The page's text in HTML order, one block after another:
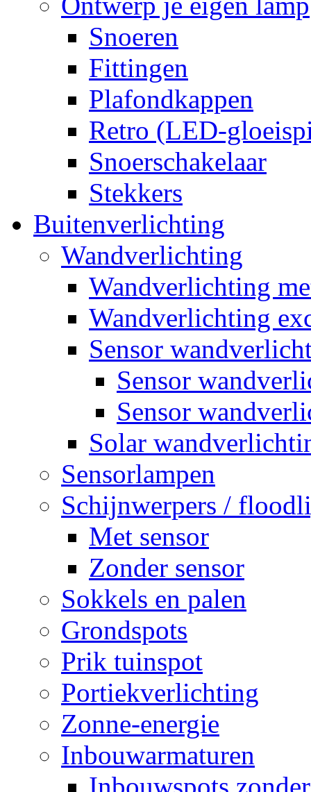
Snoeren
Fittingen
Plafondkappen
Retro (LED-
Snoerschakelaar
Stekkers
Buitenverlichting
Wandverlichting
Wandverlichting
Wandverlichting
Sensor
Sensor
Sensor
Solar
Sensorlampen
Schijnwerpers /
Met sensor
Zonder sensor
Sokkels en palen
Grondspots
Prik tuinspot
Portiekverlichting
Zonne-energie
Inbouwarmaturen
Inbouwspots